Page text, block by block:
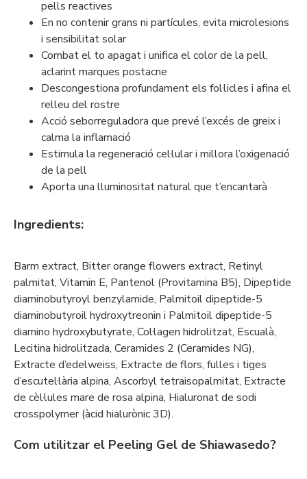
pells reactives
En no contenir grans ni partícules, evita microlesions
i sensibilitat solar
Combat el to apagat i unifica el color de la pell,
aclarint marques postacne
Descongestiona profundament els fol·licles i afina el
relleu del rostre
Acció seborreguladora que prevé l’excés de greix i
calma la inflamació
Estimula la regeneració cel·lular i millora l’oxigenació
de la pell
Aporta una lluminositat natural que t’encantarà
Ingredients:
Barm extract, Bitter orange flowers extract, Retinyl
palmitat, Vitamin E, Pantenol (Provitamina B5), Dipeptide
diaminobutyroyl benzylamide, Palmitoil dipeptide-5
diaminobutyroil hydroxytreonin i Palmitoil dipeptide-5
diamino hydroxybutyrate, Col·lagen hidrolitzat, Escualà,
Lecitina hidrolitzada, Ceramides 2 (Ceramides NG),
Extracte d’edelweiss, Extracte de flors, fulles i tiges
d’escutel·lària alpina, Ascorbyl tetraisopalmitat, Extracte
de cèl·lules mare de rosa alpina, Hialuronat de sodi
crosspolymer (àcid hialurònic 3D).
Com utilitzar el Peeling Gel de Shiawasedo?